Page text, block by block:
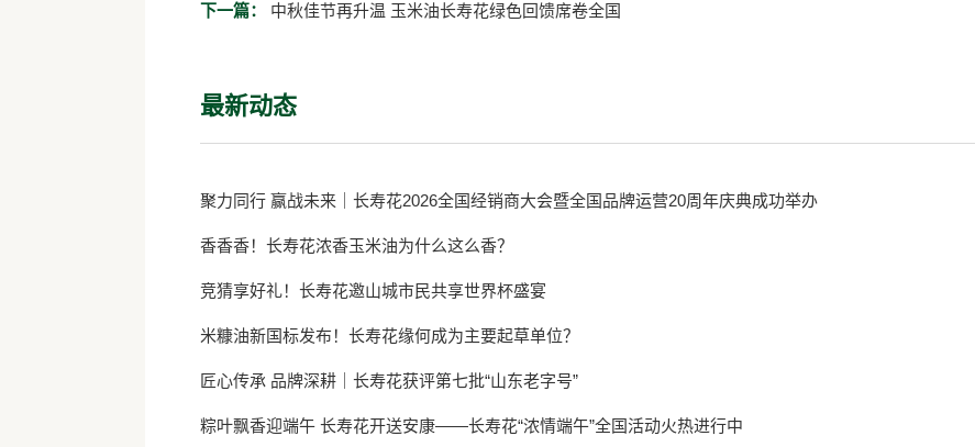
下一篇： 中秋佳节再升温 玉米油长寿花绿色回馈席卷全国
最新动态
聚力同行 赢战未来｜长寿花2026全国经销商大会暨全国品牌运营20周年庆典成功举办
香香香！长寿花浓香玉米油为什么这么香？
竞猜享好礼！长寿花邀山城市民共享世界杯盛宴
米糠油新国标发布！长寿花缘何成为主要起草单位？
匠心传承 品牌深耕｜长寿花获评第七批“山东老字号”
粽叶飘香迎端午 长寿花开送安康——长寿花“浓情端午”全国活动火热进行中